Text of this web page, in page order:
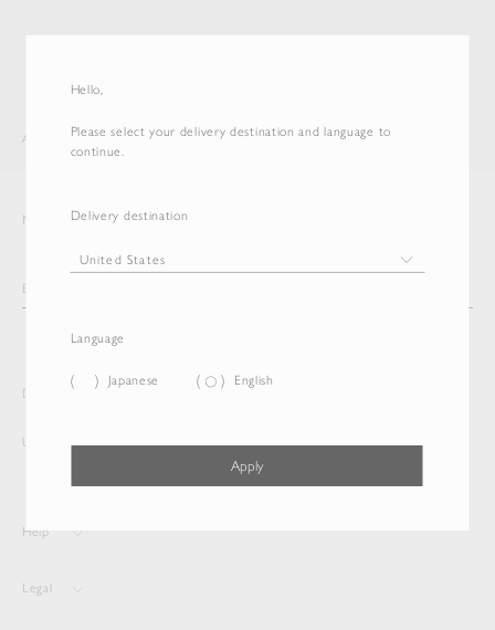
Hello,
Please select your delivery destination and language to
continue.
Delivery destination
Language
Japanese English
Apply
AURALEE ITEM
Newsletter
Delivery destination and Language
United States English
Help
Legal